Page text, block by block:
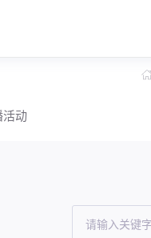
活动